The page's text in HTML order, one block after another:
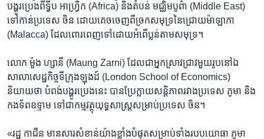
បង្ហូរ​ប្រេង​ពី​ទ្វីប​ អាហ្រ្វិក (Africa) ​និងតំបន់ ​មជ្ឈិម​បូព៌ា (Middle East) ​
ទៅកាន់​ប្រទេស ចិន ដោយគេចចេញ​ពីច្រក​សមុទ្រនៃ​ជ្រោយ​ម៉ាឡាកា
(Malacca) ដែល​ពោរពេញ​ទៅដោយ​អំពើ​ប្លន់​តាម​សមុទ្រ។
លោក ម៉ួង ហ្សានី (Maung Zarni) ដែលជា​អ្នកស្រាវជ្រាវមួយរូប​នៅឯ​
សាលា​សេដ្ឋកិច្ច​ទីក្រុងឡុងដ៍ (London School of Economics)
និយាយ​ថា បំពង់​បង្ហូរ​ប្រេងនេះ ​បានប្រែក្លាយសន្តិភាព​រវាង​ប្រទេស ភូមា និង​
កងទ័ពឧទ្ទាម​ ទៅជា​កម្មវត្ថុ​យុទ្ធសាស្រ្តសម្រាប់ប្រទេស ចិន។
«រដ្ឋ កាជីន ​មាន​សារសំខាន់​យ៉ាងខ្លាំង​បំផុត​សម្រាប់​ទាំង​របប​យោធា​ ភូមា ​